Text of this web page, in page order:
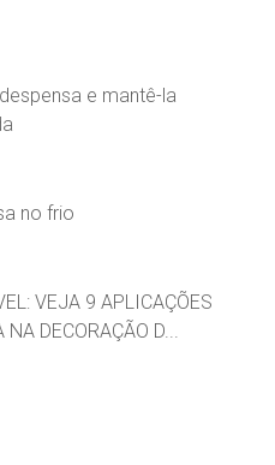
e mantê-la
no frio
VEJA 9 APLICAÇÕES
NA DECORAÇÃO D...